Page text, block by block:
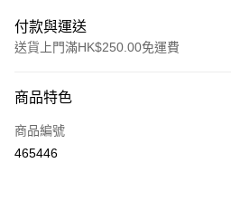
付款與運送
送貨上門滿HK$250.00免運費
信用卡
Apple Pay
商品特色
商品編號
465446